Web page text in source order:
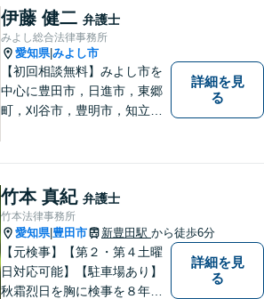
ることはございません。元警
察官の経験を活かした交通事
故事案対応もいたします。
伊藤 健二 弁護士
みよし総合法律事務所
愛知県|みよし市
【初回相談無料】みよし市を
中心に豊田市，日進市，東郷
町，刈谷市，豊明市，知立市
にこだわり，依頼者との「信
頼関係」を大切にしていま
す。
詳細を見
る
竹本 真紀 弁護士
竹本法律事務所
愛知県| 豊田市 新豊田駅 から徒歩6分
【元検事】【第２・第４土曜
日対応可能】【駐車場あり】
秋霜烈日を胸に検事を８年，
詳細を見
る